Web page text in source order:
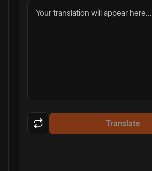
Your translation will appear here...
Translate